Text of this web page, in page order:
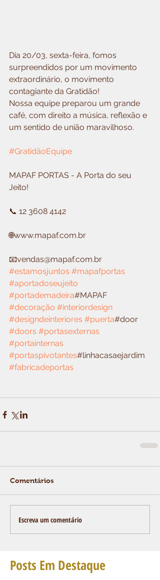
Dia 20/03, sexta-feira, fomos
surpreendidos por um movimento
extraordinário, o movimento
contagiante da Gratidão!
Nossa equipe preparou um grande
café, com direito a música, reflexão e
um sentido de união maravilhoso.
#GratidãoEquipe
MAPAF PORTAS - A Porta do seu
Jeito!
📞 12 3608 4142
🌐www.mapaf.com.br
📧vendas@mapaf.com.br
#estamosjuntos #mapafportas
#aportadoseujeito
#portademadeira#MAPAF
#decoração #interiordesign
#designdeinteriores #puerta#door
#doors #portasexternas
#portainternas
#portaspivotantes#linhacasaejardim
#fabricadeportas
Comentários
Escreva um comentário
Posts Em Destaque